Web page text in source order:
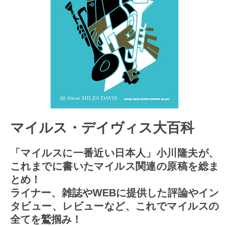
マイルス・デイヴィス大百科
「マイルスに一番近い日本人」小川隆夫が、
これまでに書いたマイルス関連の原稿を総ま
とめ！
ライナー、雑誌やWEBに提供した評論やイン
タビュー、レビューなど、これでマイルスの
全てを鷲掴み！